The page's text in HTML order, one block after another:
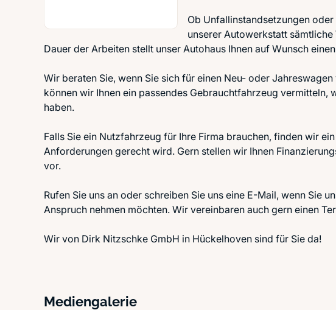
Ob Unfallinstandsetzungen
unserer Autowerkstatt
Dauer der Arbeiten stellt unser Autohaus Ihnen auf Wunsch
Wir beraten Sie, wenn Sie sich für einen Neu- oder
können wir Ihnen ein passendes Gebrauchtfahrzeug
haben.
Falls Sie ein Nutzfahrzeug für Ihre Firma brauchen, finden wir
Anforderungen gerecht wird. Gern stellen wir Ihnen
vor.
Rufen Sie uns an oder schreiben Sie uns eine E-Mail, wenn Sie
Anspruch nehmen möchten. Wir vereinbaren auch gern einen
Wir von Dirk Nitzschke GmbH in Hückelhoven sind für Sie da!
Mediengalerie